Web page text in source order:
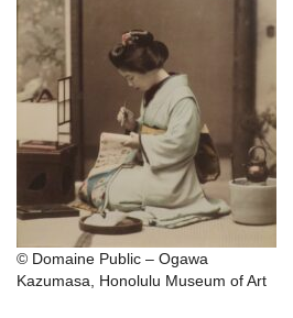
© Domaine Public – Ogawa
Kazumasa, Honolulu Museum of Art